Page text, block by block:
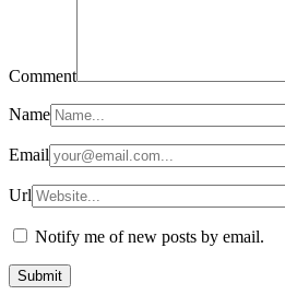
Comment
Name
Email
Url
Notify me of new posts by email.